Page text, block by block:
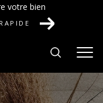
votre bien